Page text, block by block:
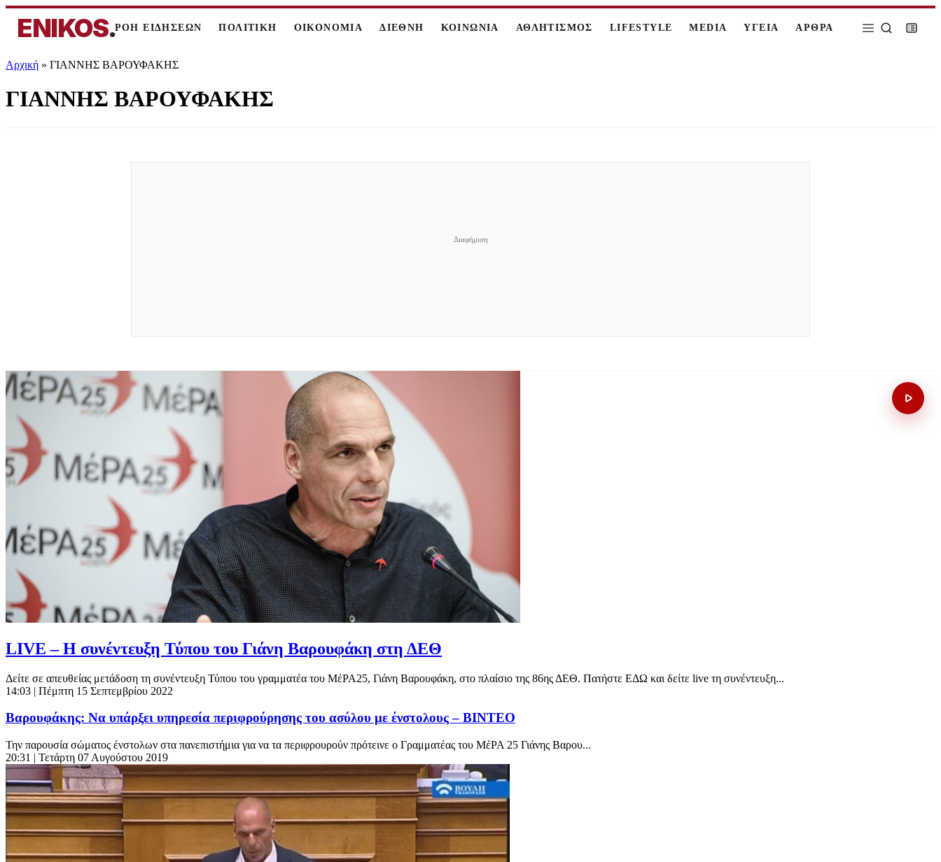
ENIKOS.ΡΟΗ ΕΙΔΗΣΕΩΝ ΠΟΛΙΤΙΚΗ ΟΙΚΟΝΟΜΙΑ ΔΙΕΘΝΗ ΚΟΙΝΩΝΙΑ ΑΘΛΗΤΙΣΜΟΣ LIFESTYLE MEDIA ΥΓΕΙΑ ΑΡΘΡΑ
Αρχική » ΓΙΑΝΝΗΣ ΒΑΡΟΥΦΑΚΗΣ
ΓΙΑΝΝΗΣ ΒΑΡΟΥΦΑΚΗΣ
LIVE – Η συνέντευξη Τύπου του Γιάνη Βαρουφάκη στη ΔΕΘ
Δείτε σε απευθείας μετάδοση τη συνέντευξη Τύπου του γραμματέα του ΜέΡΑ25, Γιάνη Βαρουφάκη, στο πλαίσιο της 86ης ΔΕΘ. Πατήστε ΕΔΩ και δείτε live τη συνέντευξη...
14:03 | Πέμπτη 15 Σεπτεμβρίου 2022
Βαρουφάκης: Να υπάρξει υπηρεσία περιφρούρησης του ασύλου με ένστολους – ΒΙΝΤΕΟ
Την παρουσία σώματος ένστολων στα πανεπιστήμια για να τα περιφρουρούν πρότεινε ο Γραμματέας του ΜέΡΑ 25 Γιάνης Βαρου...
20:31 | Τετάρτη 07 Αυγούστου 2019